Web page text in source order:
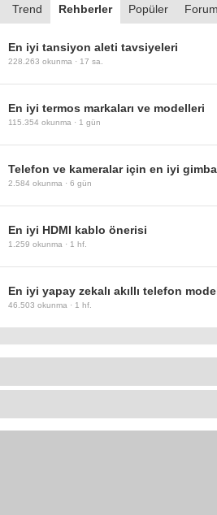
Trend Rehberler Popüler
En iyi tansiyon aleti tavsiyeleri
228.263 okunma · 17 sa.
En iyi termos markaları ve modelleri
115.354 okunma · 1 gün
Telefon ve kameralar için en iyi
2.584 okunma · 6 gün
En iyi HDMI kablo önerisi
1.259 okunma · 1 hf.
En iyi yapay zekalı akıllı telefon
46.503 okunma · 1 hf.